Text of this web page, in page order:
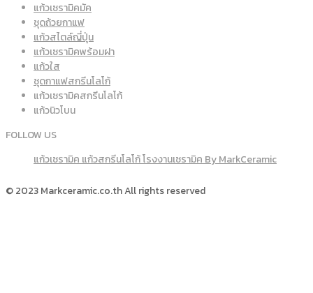
แก้วเซรามิคมัค
ชุดถ้วยกาแฟ
แก้วสไตล์ญี่ปุ่น
แก้วเซรามิคพร้อมฝา
แก้วใส
ชุดกาแฟสกรีนโลโก้
แก้วเซรามิคสกรีนโลโก้
แก้วนิวโบน
FOLLOW US
แก้วเซรามิค แก้วสกรีนโลโก้ โรงงานเซรามิค By MarkCeramic
© 2023 Markceramic.co.th All rights reserved